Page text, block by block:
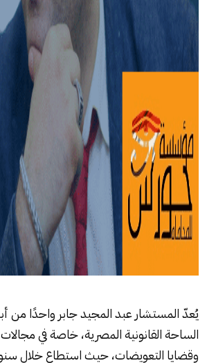
يُعدّ المستشار عبد المجيد جابر واحدًا من
الساحة القانونية المصرية، خاصة في مجالات
وقضايا التعويضات، حيث استطاع خلال